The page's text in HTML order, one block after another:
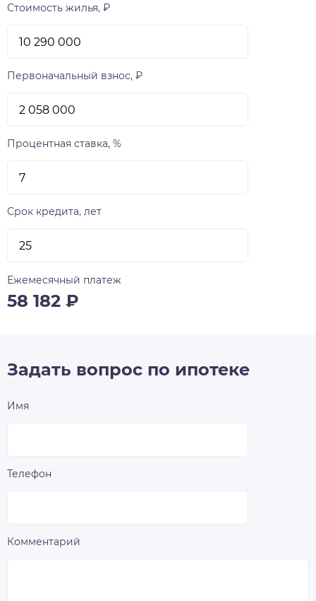
Стоимость жилья, ₽
Первоначальный взнос, ₽
Процентная ставка, %
Срок кредита, лет
Ежемесячный платеж
58 182 ₽
Задать вопрос по ипотеке
Имя
Телефон
Комментарий